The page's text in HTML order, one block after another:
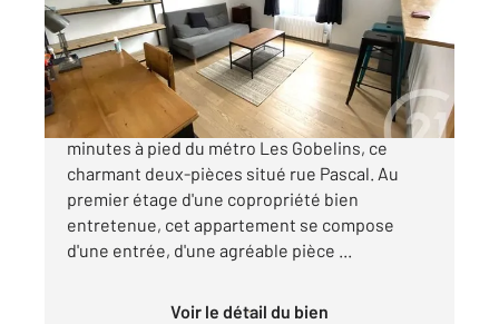
Appartement T2 à vendre
400 000 €
CENTURY 21 Quartier Latin vous propose, à 5
minutes à pied du métro Les Gobelins, ce
charmant deux-pièces situé rue Pascal. Au
premier étage d'une copropriété bien
entretenue, cet appartement se compose
d'une entrée, d'une agréable pièce ...
Voir le détail du bien